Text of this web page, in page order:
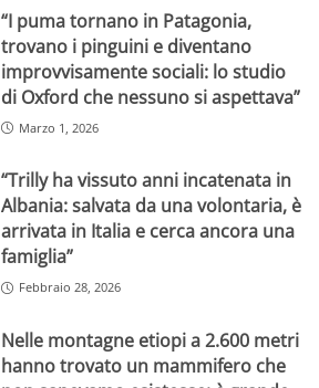
“I puma tornano in Patagonia,
trovano i pinguini e diventano
improvvisamente sociali: lo studio
di Oxford che nessuno si aspettava”
Marzo 1, 2026
“Trilly ha vissuto anni incatenata in
Albania: salvata da una volontaria, è
arrivata in Italia e cerca ancora una
famiglia”
Febbraio 28, 2026
Nelle montagne etiopi a 2.600 metri
hanno trovato un mammifero che